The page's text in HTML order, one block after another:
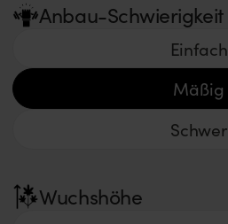
Anbau-Schwierigkeit
Einfach
Mäßig
Schwer
Wuchshöhe